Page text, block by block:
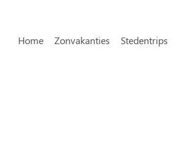
Hoofdnavigatie
Home Zonvakanties Stedentrips